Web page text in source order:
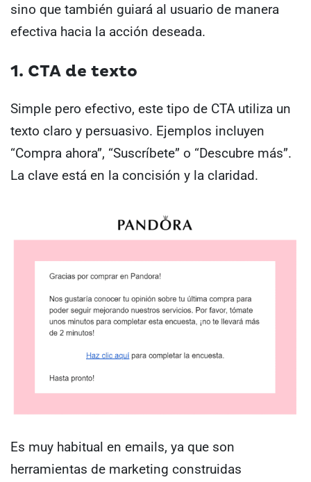
sino que también guiará al usuario de manera
efectiva hacia la acción deseada.
1. CTA de texto
Simple pero efectivo, este tipo de CTA utiliza un
texto claro y persuasivo. Ejemplos incluyen
“Compra ahora”, “Suscríbete” o “Descubre más”.
La clave está en la concisión y la claridad.
Es muy habitual en emails, ya que son
herramientas de marketing construidas